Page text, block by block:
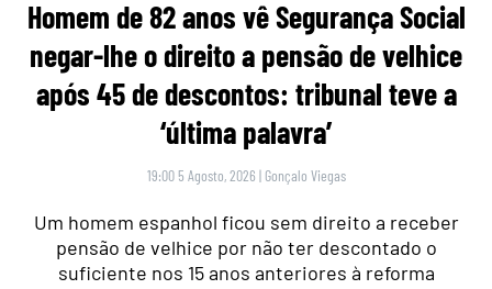
Homem de 82 anos vê Segurança Social
negar-lhe o direito a pensão de velhice
após 45 de descontos: tribunal teve a
‘última palavra’
19:00 5 Agosto, 2026 | Gonçalo Viegas
Um homem espanhol ficou sem direito a receber
pensão de velhice por não ter descontado o
suficiente nos 15 anos anteriores à reforma